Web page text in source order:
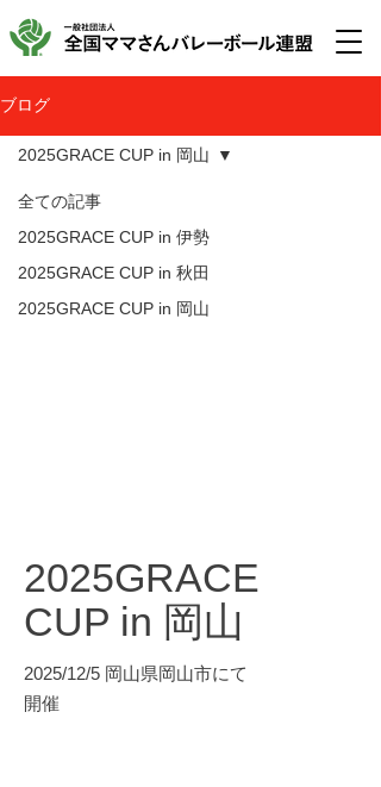
ブログ
全ての記事
2025GRACE CUP in 伊勢
2025GRACE CUP in 秋田
2025GRACE CUP in 岡山
2025GRACE CUP in 岡山
2025GRACE
CUP in 岡山
2025/12/5 岡山県岡山市にて
開催